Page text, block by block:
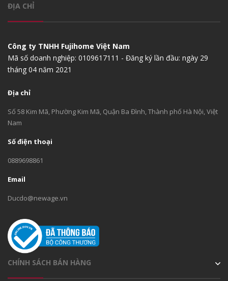
ĐỊA CHỈ
Công ty TNHH Fujihome Việt Nam
Mã số doanh nghiệp: 0109617111 - Đăng ký lần đầu: ngày 29
tháng 04 năm 2021
Địa chỉ
Số 58 Kim Mã, Phường Kim Mã, Quận Ba Đình, Thành phố Hà Nội, Việt
Nam
Số điện thoại
0889698861
Email
Ducdo@newage.vn
CHÍNH SÁCH BÁN HÀNG